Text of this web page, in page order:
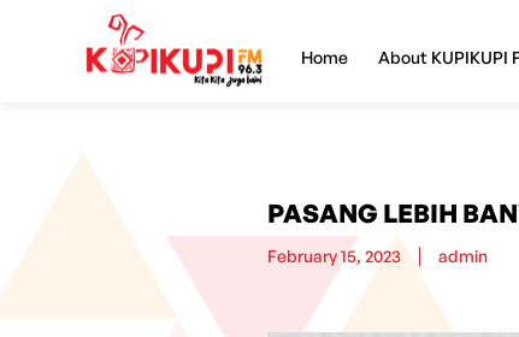
Home About KUPIKUPI
PASANG LEBIH
February 15, 2023 admin